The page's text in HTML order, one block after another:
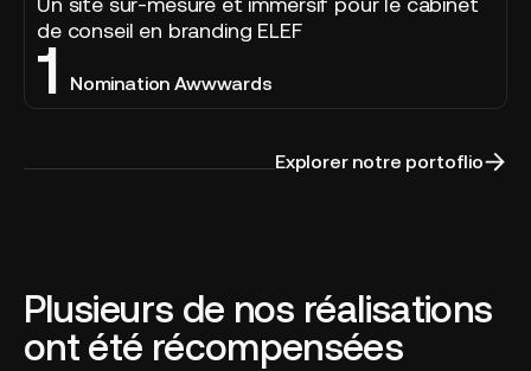
de conseil en branding ELEF
1 Nomination Awwwards
Explorer notre portoflio
Plusieurs de nos réalisations
ont été récompensées